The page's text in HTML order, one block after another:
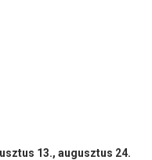
13., augusztus 24.